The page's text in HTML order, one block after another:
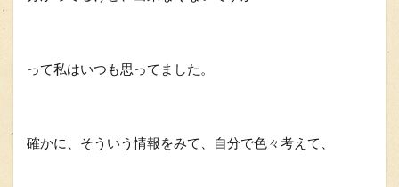
って私はいつも思ってました。
確かに、そういう情報をみて、自分で色々考えて、